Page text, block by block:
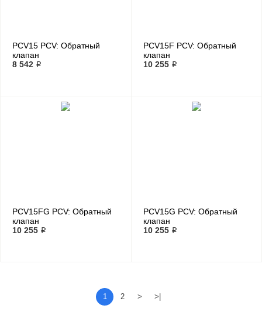
PCV15 PCV: Обратный
клапан
8 542 ₽
PCV15F PCV: Обратный
клапан
10 255 ₽
PCV15FG PCV: Обратный
клапан
10 255 ₽
PCV15G PCV: Обратный
клапан
10 255 ₽
1 2 > >|